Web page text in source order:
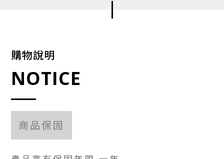
購物說明
NOTICE
商品保固